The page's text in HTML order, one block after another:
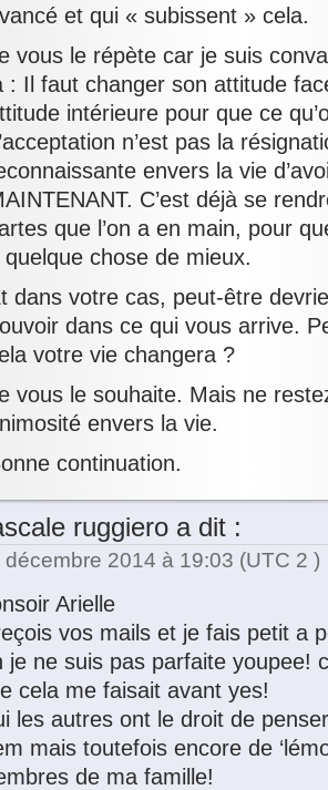
et qui « subissent » cela.
vous le répète car je suis
: Il faut changer son attitude
intérieure pour que ce
n’est pas la
envers la vie
C’est déjà se
que l’on a en main, pour
quelque chose de mieux.
dans votre cas, peut-être
dans ce qui vous arrive.
votre vie changera ?
vous le souhaite. Mais ne
envers la vie.
continuation.
ruggiero a dit :
décembre 2014 à 19:03 (UTC 2 )
Arielle
vos mails et je fais petit a
je ne suis pas parfaite youpee!
cela me faisait avant yes!
les autres ont le droit de
mais toutefois encore de
de ma famille!